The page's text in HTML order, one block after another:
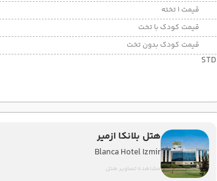
قیمت 1 تخته
قیمت کودک با تخت
قیمت کودک بدون تخت
STD
هتل بلانکا ازمیر
Blanca Hotel Izmir
مشاهده تصاویر هتل